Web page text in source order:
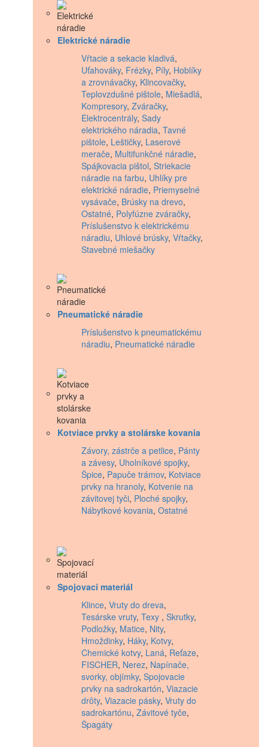
Elektrické náradie
Vŕtacie a sekacie kladivá,
Uťahováky, Frézky, Píly, Hoblíky
a zrovnávačky, Klincovačky,
Teplovzdušné pištole, Miešadlá,
Kompresory, Zváračky,
Elektrocentrály, Sady
elektrického náradia, Tavné
pištole, Leštičky, Laserové
merače, Multifunkčné náradie,
Spájkovacia pištol, Striekacie
náradie na farbu, Uhlíky pre
elektrické náradie, Priemyselné
vysávače, Brúsky na drevo,
Ostatné, Polyfúzne zváračky,
Príslušenstvo k elektrickému
náradiu, Uhlové brúsky, Vŕtačky,
Stavebné miešačky
Pneumatické náradie
Príslušenstvo k pneumatickému
náradiu, Pneumatické náradie
Kotviace prvky a stolárske kovania
Závory, zástrče a petlice, Pánty
a závesy, Uholníkové spojky,
Špice, Papuče trámov, Kotviace
prvky na hranoly, Kotvenie na
závitovej tyči, Ploché spojky,
Nábytkové kovania, Ostatné
Spojovací materiál
Klince, Vruty do dreva,
Tesárske vruty, Texy , Skrutky,
Podložky, Matice, Nity,
Hmoždinky, Háky, Kotvy,
Chemické kotvy, Laná, Reťaze,
FISCHER, Nerez, Napínače,
svorky, objímky, Spojovacie
prvky na sadrokartón, Viazacie
drôty, Viazacie pásky, Vruty do
sadrokartónu, Závitové tyče,
Špagáty